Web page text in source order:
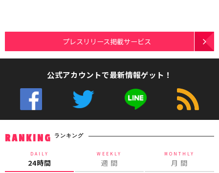
プレスリリース掲載サービス
公式アカウントで最新情報ゲット！
RANKING ランキング
DAILY
24時間
WEEKLY
週 間
MONTHLY
月 間